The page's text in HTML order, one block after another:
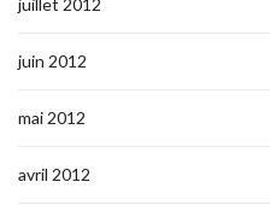
juillet 2012
juin 2012
mai 2012
avril 2012